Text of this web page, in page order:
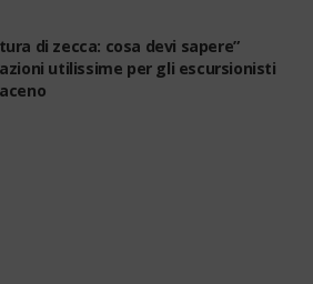
di zecca: cosa devi sapere”
utilissime per gli escursionisti